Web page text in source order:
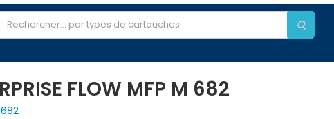
FLOW MFP M 682
682